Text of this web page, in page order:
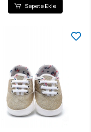
Sepete Ekle